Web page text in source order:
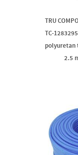
TRU
TC-
polyuretan
2.5